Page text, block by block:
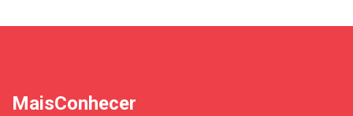
MaisConhecer